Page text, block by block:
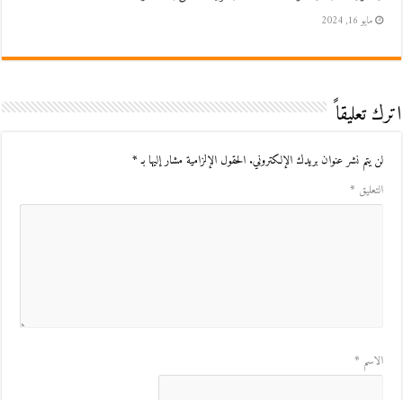
مايو 16, 2024
اترك تعليقاً
لن يتم نشر عنوان بريدك الإلكتروني. الحقول الإلزامية مشار إليها بـ*
التعليق *
الاسم *